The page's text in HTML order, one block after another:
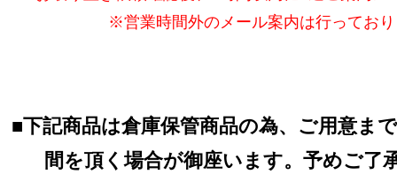
※営業時間外のメール案内は行ってお
■下記商品は倉庫保管商品の為、ご用意ま
間を頂く場合が御座います。予めご了